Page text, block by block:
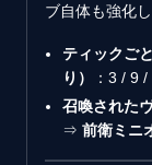
ブ自体も強化し
ティックご
り）
：3 / 9
召喚された
⇒ 前衛ミニ